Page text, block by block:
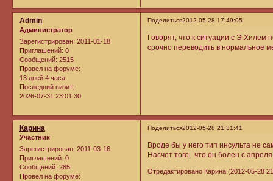
Поделиться2012-05-28 17:49:05
Admin
Администратор
Зарегистрирован: 2011-01-18
Приглашений: 0
Сообщений: 2515
Провел на форуме:
13 дней 4 часа
Последний визит:
2026-07-31 23:01:30
Говорят, что к ситуации с
срочно переводить в нормальное
Поделиться2012-05-28 21:31:41
Карина
Участник
Зарегистрирован: 2011-03-16
Приглашений: 0
Сообщений: 285
Провел на форуме:
Вроде бы у него тип инсульта не
Насчет того, что он болен с
Отредактировано Карина (2012-05-28